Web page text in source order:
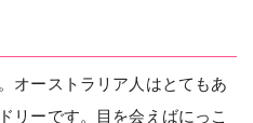
オーストラリア人はとてもあ
リーです。目を会えばにっこ